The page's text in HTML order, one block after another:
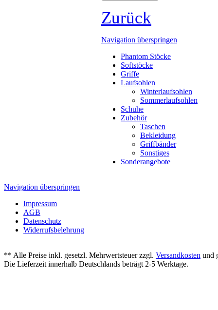
Zurück
Navigation überspringen
Phantom Stöcke
Softstöcke
Griffe
Laufsohlen
Winterlaufsohlen
Sommerlaufsohlen
Schuhe
Zubehör
Taschen
Bekleidung
Griffbänder
Sonstiges
Sonderangebote
Navigation überspringen
Impressum
AGB
Datenschutz
Widerrufsbelehrung
** Alle Preise inkl. gesetzl. Mehrwertsteuer zzgl. Versandkosten und
Die Lieferzeit innerhalb Deutschlands beträgt 2-5 Werktage.